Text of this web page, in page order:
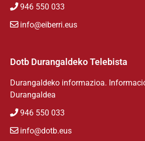
946 550 033
info@eiberri.eus
Dotb Durangaldeko Telebista
Durangaldeko informazioa.
Durangaldea
946 550 033
info@dotb.eus